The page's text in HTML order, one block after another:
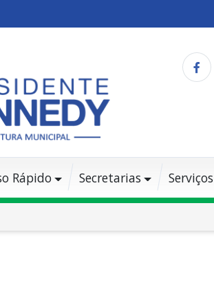
Rápido Secretarias Serviços